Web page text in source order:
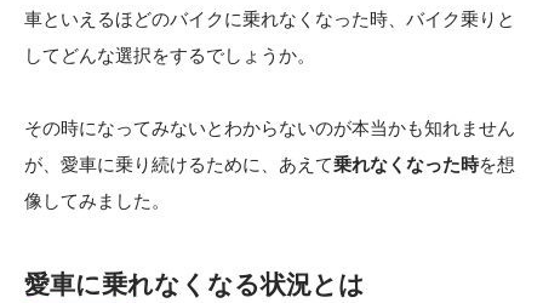
車といえるほどのバイクに乗れなくなった時、バイク乗りと
してどんな選択をするでしょうか。
その時になってみないとわからないのが本当かも知れません
が、愛車に乗り続けるために、あえて乗れなくなった時を想
像してみました。
愛車に乗れなくなる状況とは